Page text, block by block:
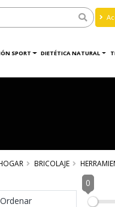
SPORT DIETÉTICA NATURAL
BRICOLAJE
Ordenar
0